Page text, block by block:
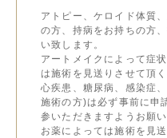
アトピー、ケロイド体質
の方、持病をお持ちの方
い致します。
アートメイクによって症
は施術を見送りさせて頂
心疾患、糖尿病、感染症
施術の方)は必ず事前に申
参いただきますようお願
お薬によっては施術を見